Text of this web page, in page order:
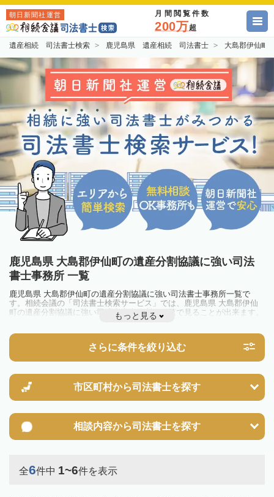
朝日新聞社運営 月間閲覧件数
200万超
遺産相続 司法書士検索 鹿児島県 遺産相続 司法書士 大島郡伊仙
鹿児島県 大島郡伊仙町の遺産分割協議に強い司法
書士事務所 一覧
鹿児島県 大島郡伊仙町の遺産分割協議に強い司法書士事務所一覧で
す。相続会議の「司法書士検索サービス」では、鹿児島県 大島郡伊仙
町の遺産分割協議に強い司法書士事務所を一覧で見ることが出来ます。
相続のトラブルやお悩みを抱えている方は一度近隣の司法書士に相談し
もっと見る
さらに条件を絞り込む
市区町村から司法書士を探す
相談内容から司法書士を探す
全6件中 1~6件を表示